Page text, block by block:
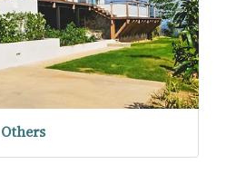
Others